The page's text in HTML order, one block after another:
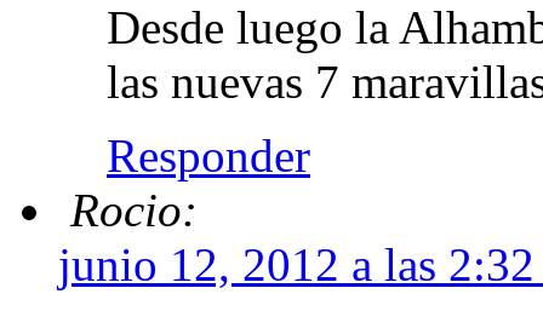
Desde luego la
las nuevas 7
Responder
Rocio:
junio 12, 2012 a las